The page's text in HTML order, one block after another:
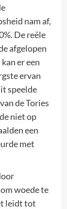
nam af,
De reële
afgelopen
er een
ervan
speelde
de Tories
niet op
een
met
woede te
leidt tot